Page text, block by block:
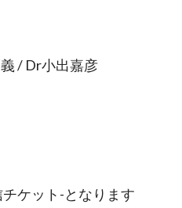
/ Dr小出嘉彦
ケット-となります